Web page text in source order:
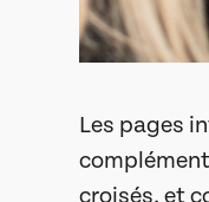
Les pages
croisés, et